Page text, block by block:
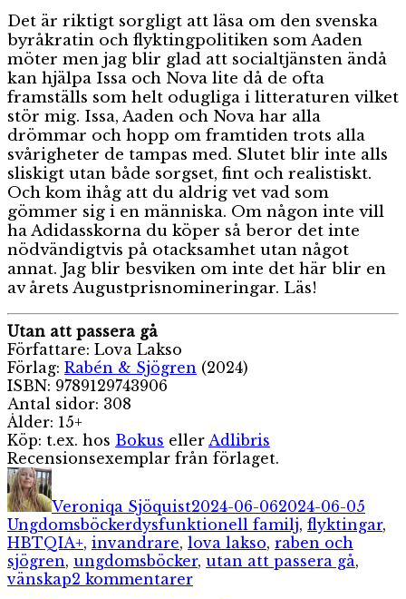
Det är riktigt sorgligt att läsa om den svenska
byråkratin och flyktingpolitiken som Aaden
möter men jag blir glad att socialtjänsten ändå
kan hjälpa Issa och Nova lite då de ofta
framställs som helt odugliga i litteraturen vilket
stör mig. Issa, Aaden och Nova har alla
drömmar och hopp om framtiden trots alla
svårigheter de tampas med. Slutet blir inte alls
sliskigt utan både sorgset, fint och realistiskt.
Och kom ihåg att du aldrig vet vad som
gömmer sig i en människa. Om någon inte vill
ha Adidasskorna du köper så beror det inte
nödvändigtvis på otacksamhet utan något
annat. Jag blir besviken om inte det här blir en
av årets Augustprisnomineringar. Läs!
Utan att passera gå
Författare: Lova Lakso
Förlag: Rabén & Sjögren (2024)
ISBN: 9789129743906
Antal sidor: 308
Ålder: 15+
Köp: t.ex. hos Bokus eller Adlibris
Recensionsexemplar från förlaget.
Författare
Veroniqa Sjöquist2024-06-062024-06-05
UngdomsböckerEtiketter
dysfunktionell familj, flyktingar,
HBTQIA+, invandrare, lova lakso, raben och
sjögren, ungdomsböcker, utan att passera gå,
vänskap2 kommentarertill